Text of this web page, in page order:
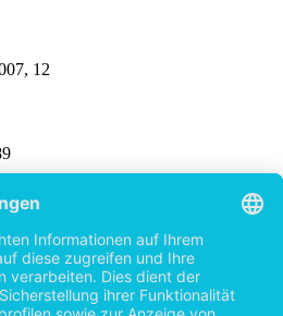
12
2007, 246
297